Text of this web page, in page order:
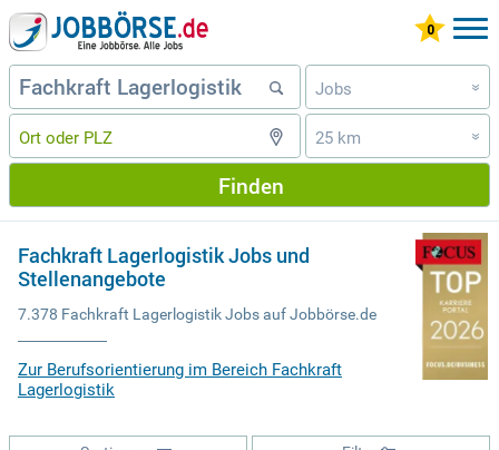
Jobs »
25 km »
Finden
Fachkraft Lagerlogistik Jobs und
Stellenangebote
7.378 Fachkraft Lagerlogistik Jobs auf Jobbörse.de
Zur Berufsorientierung im Bereich Fachkraft
Lagerlogistik